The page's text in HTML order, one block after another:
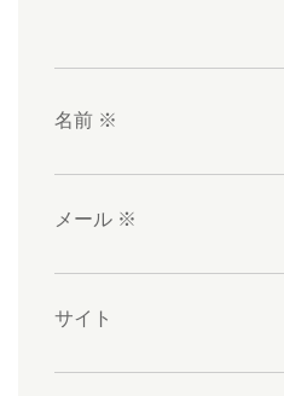
名前 ※
メール ※
サイト